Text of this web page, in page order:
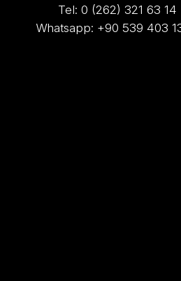
Tel: 0 (262) 321 63 14
Whatsapp: +90 539 403